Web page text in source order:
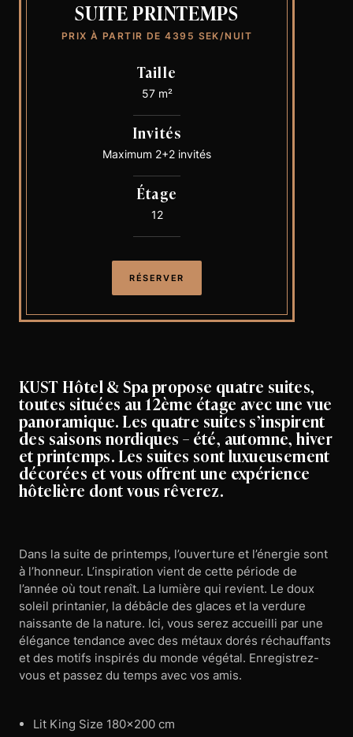
SUITE PRINTEMPS
PRIX À PARTIR DE 4395 SEK/NUIT
Taille
57 m²
Invités
Maximum 2+2 invités
Étage
12
RÉSERVER
KUST Hôtel & Spa propose quatre suites,
toutes situées au 12ème étage avec une vue
panoramique. Les quatre suites s’inspirent
des saisons nordiques – été, automne, hiver
et printemps. Les suites sont luxueusement
décorées et vous offrent une expérience
hôtelière dont vous rêverez.
Dans la suite de printemps, l’ouverture et l’énergie sont
à l’honneur. L’inspiration vient de cette période de
l’année où tout renaît. La lumière qui revient. Le doux
soleil printanier, la débâcle des glaces et la verdure
naissante de la nature. Ici, vous serez accueilli par une
élégance tendance avec des métaux dorés réchauffants
et des motifs inspirés du monde végétal. Enregistrez-
vous et passez du temps avec vos amis.
Lit King Size 180×200 cm